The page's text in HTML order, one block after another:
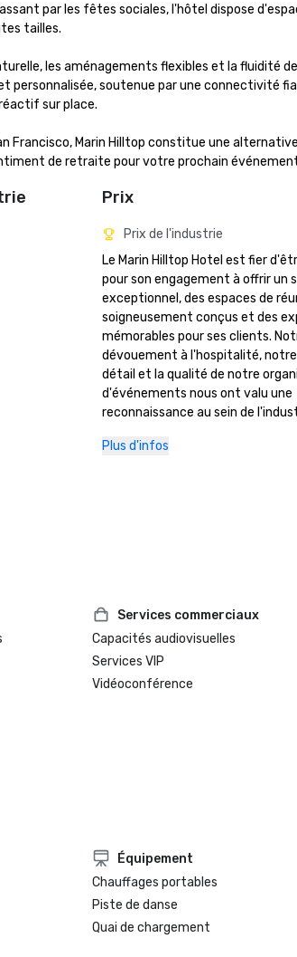
par les fêtes sociales, l'hôtel dispose
tailles.
les aménagements flexibles et la fluidité
personnalisée, soutenue par une connectivité
sur place.
Francisco, Marin Hilltop constitue une alternative
de retraite pour votre prochain
Prix
Prix de l'industrie
Le Marin Hilltop Hotel est fier
pour son engagement à offrir un
exceptionnel, des espaces de
soigneusement conçus et des
mémorables pour ses clients.
dévouement à l'hospitalité, notre
détail et la qualité de notre
d'événements nous ont valu une
reconnaissance au sein de
reflètent notre engagement
Plus d'infos
Services commerciaux
Capacités audiovisuelles
Services VIP
Vidéoconférence
Équipement
Chauffages portables
Piste de danse
Quai de chargement